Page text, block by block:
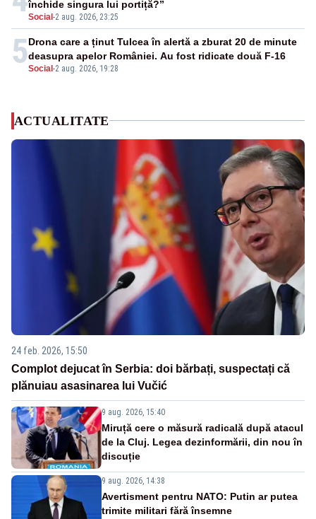
Social-2 aug. 2026, 23:25
închide singura lui portiță?”
5Social-2 aug. 2026, 19:28
Drona care a ținut Tulcea în alertă a zburat 20 de minute
deasupra apelor României. Au fost ridicate două F-16
ACTUALITATE
24 feb. 2026, 15:50
Complot dejucat în Serbia: doi bărbați, suspectați că
plănuiau asasinarea lui Vučić
9 aug. 2026, 15:40
Miruță cere o măsură radicală după atacul
de la Cluj. Legea dezinformării, din nou în
discuție
9 aug. 2026, 14:38
Avertisment pentru NATO: Putin ar putea
trimite militari fără însemne